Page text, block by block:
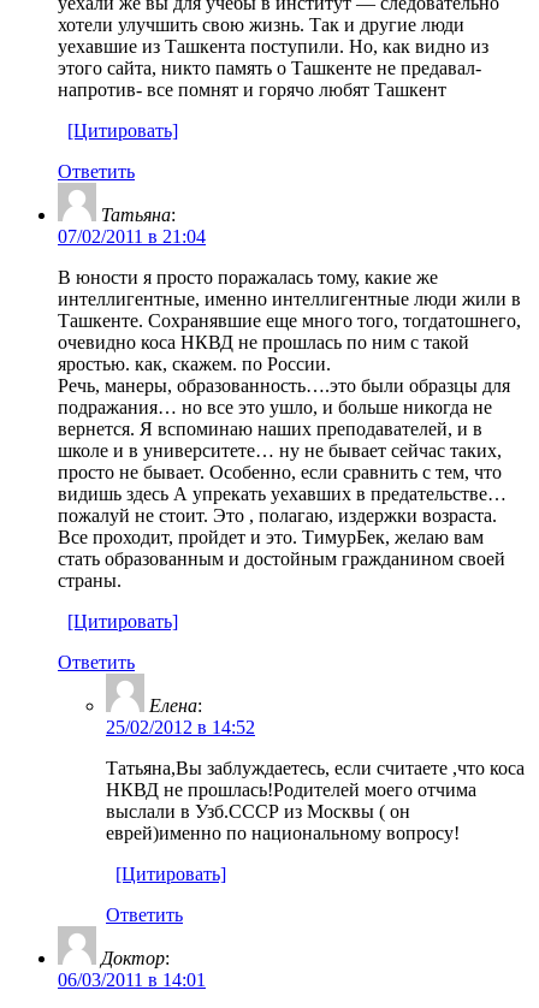
хотели улучшить свою жизнь. Так и другие люди
уехавшие из Ташкента поступили. Но, как видно из
этого сайта, никто память о Ташкенте не предавал-
напротив- все помнят и горячо любят Ташкент
[Цитировать]
Ответить
Татьяна:
07/02/2011 в 21:04
В юности я просто поражалась тому, какие же
интеллигентные, именно интеллигентные люди жили в
Ташкенте. Сохранявшие еще много того, тогдатошнего,
очевидно коса НКВД не прошлась по ним с такой
яростью. как, скажем. по России.
Речь, манеры, образованность….это были образцы для
подражания… но все это ушло, и больше никогда не
вернется. Я вспоминаю наших преподавателей, и в
школе и в университете… ну не бывает сейчас таких,
просто не бывает. Особенно, если сравнить с тем, что
видишь здесь А упрекать уехавших в предательстве…
пожалуй не стоит. Это , полагаю, издержки возраста.
Все проходит, пройдет и это. ТимурБек, желаю вам
стать образованным и достойным гражданином своей
страны.
[Цитировать]
Ответить
Елена:
25/02/2012 в 14:52
Татьяна,Вы заблуждаетесь, если считаете ,что коса
НКВД не прошлась!Родителей моего отчима
выслали в Узб.СССР из Москвы ( он
еврей)именно по национальному вопросу!
[Цитировать]
Ответить
Доктор:
06/03/2011 в 14:01